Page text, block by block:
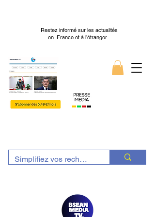
Restez informé sur les actualités
en France et à l’étranger